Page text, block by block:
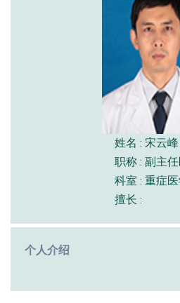
姓名 : 宋云峰
职称 : 副主
科室 : 重症
擅长 :
个人介绍